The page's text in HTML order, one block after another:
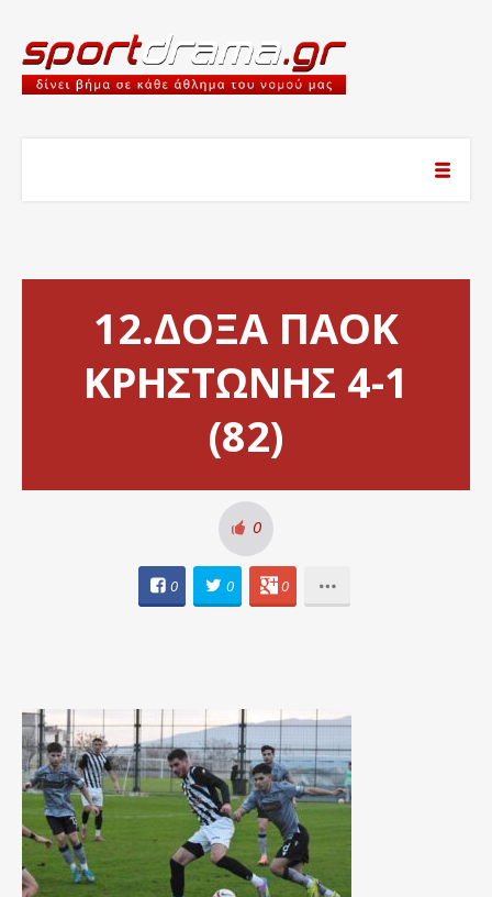
12.ΔΟΞΑ ΠΑΟΚ
ΚΡΗΣΤΩΝΗΣ 4-1
(82)
0
0 0 0